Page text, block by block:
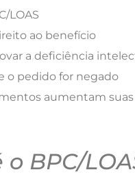
LOAS
ao benefício
a deficiência
o pedido for negado
aumentam
BPC/